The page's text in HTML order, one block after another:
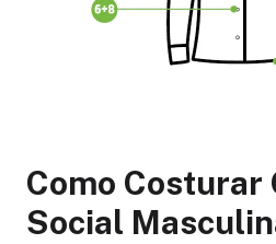
Como Costurar
Social